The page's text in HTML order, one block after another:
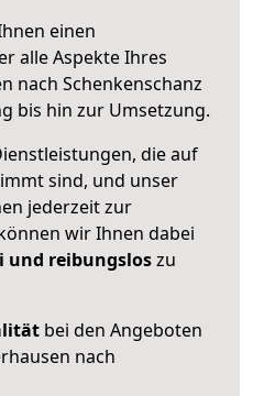
einen
alle Aspekte Ihres
nach Schenkenschanz
bis hin zur Umsetzung.
die auf
sind, und unser
jederzeit zur
wir Ihnen dabei
und reibungsloszu
bei den Angeboten
nach